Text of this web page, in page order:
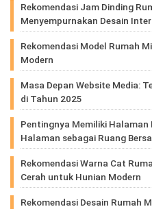
Rekomendasi Jam Dinding
Menyempurnakan Desain
Rekomendasi Model Rumah
Modern
Masa Depan Website Media:
di Tahun 2025
Pentingnya Memiliki Halaman
Halaman sebagai Ruang
Rekomendasi Warna Cat
Cerah untuk Hunian Modern
Rekomendasi Desain Rumah